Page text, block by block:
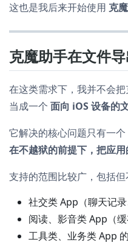
这也是我后来开始使用 克
克魔助手在文件
在这类需求下，我并不会
当成一个 面向 iOS 设备的
它解决的核心问题只有一个
在不越狱的前提下，把应用
支持的范围比较广，包括但
社交类 App（聊天记录
阅读、影音类 App（缓
工具类、业务类 App